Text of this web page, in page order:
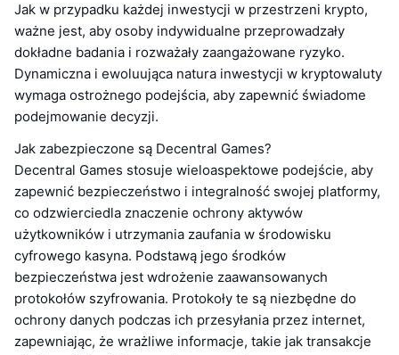
Jak w przypadku każdej inwestycji w przestrzeni krypto,
ważne jest, aby osoby indywidualne przeprowadzały
dokładne badania i rozważały zaangażowane ryzyko.
Dynamiczna i ewoluująca natura inwestycji w kryptowaluty
wymaga ostrożnego podejścia, aby zapewnić świadome
podejmowanie decyzji.
Jak zabezpieczone są Decentral Games?
Decentral Games stosuje wieloaspektowe podejście, aby
zapewnić bezpieczeństwo i integralność swojej platformy,
co odzwierciedla znaczenie ochrony aktywów
użytkowników i utrzymania zaufania w środowisku
cyfrowego kasyna. Podstawą jego środków
bezpieczeństwa jest wdrożenie zaawansowanych
protokołów szyfrowania. Protokoły te są niezbędne do
ochrony danych podczas ich przesyłania przez internet,
zapewniając, że wrażliwe informacje, takie jak transakcje